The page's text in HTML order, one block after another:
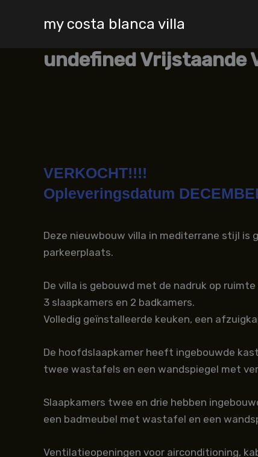
my costa blanca villa
undefined Vrijstaande
VERKOCHT!!!!
Opleveringsdatum
Deze nieuwbouw villa in mediterrane stijl is
parkeerplaats.
De villa is gebouwd met de nadruk op
3 slaapkamers en 2 badkamers.
Volledig geïnstalleerde keuken, een
De hoofdslaapkamer heeft ingebouwde
twee wastafels en een wandspiegel met
Slaapkamers twee en drie hebben
een badmeubel met wastafel en een
Ventilatieopeningen voor airconditioning,